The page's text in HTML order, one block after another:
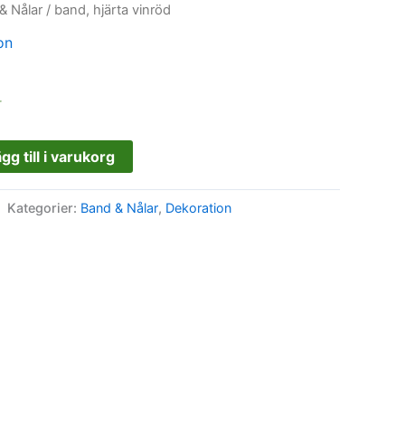
Nålar / band, hjärta vinröd
till i varukorg
Kategorier: Band & Nålar, Dekoration